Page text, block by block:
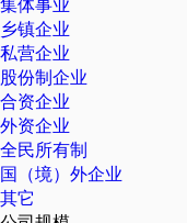
集体事业
乡镇企业
私营企业
股份制企业
合资企业
外资企业
全民所有制
国（境）外企业
其它